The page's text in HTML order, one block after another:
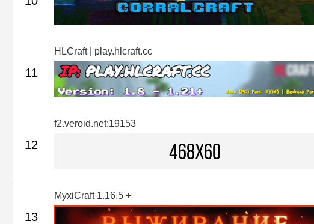
11
HLCraft | play.hlcraft.cc
12
f2.veroid.net:19153
13
MyxiCraft 1.16.5 +